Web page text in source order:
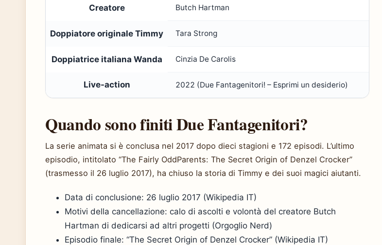
Creatore Butch Hartman
Doppiatore originale Timmy Tara Strong
Doppiatrice italiana Wanda Cinzia De Carolis
Live-action 2022 (Due Fantagenitori! – Esprimi un desiderio)
Quando sono finiti Due Fantagenitori?
La serie animata si è conclusa nel 2017 dopo dieci stagioni e 172 episodi. L’ultimo
episodio, intitolato “The Fairly OddParents: The Secret Origin of Denzel Crocker”
(trasmesso il 26 luglio 2017), ha chiuso la storia di Timmy e dei suoi magici aiutanti.
Data di conclusione: 26 luglio 2017 (Wikipedia IT)
Motivi della cancellazione: calo di ascolti e volontà del creatore Butch
Hartman di dedicarsi ad altri progetti (Orgoglio Nerd)
Episodio finale: “The Secret Origin of Denzel Crocker” (Wikipedia IT)